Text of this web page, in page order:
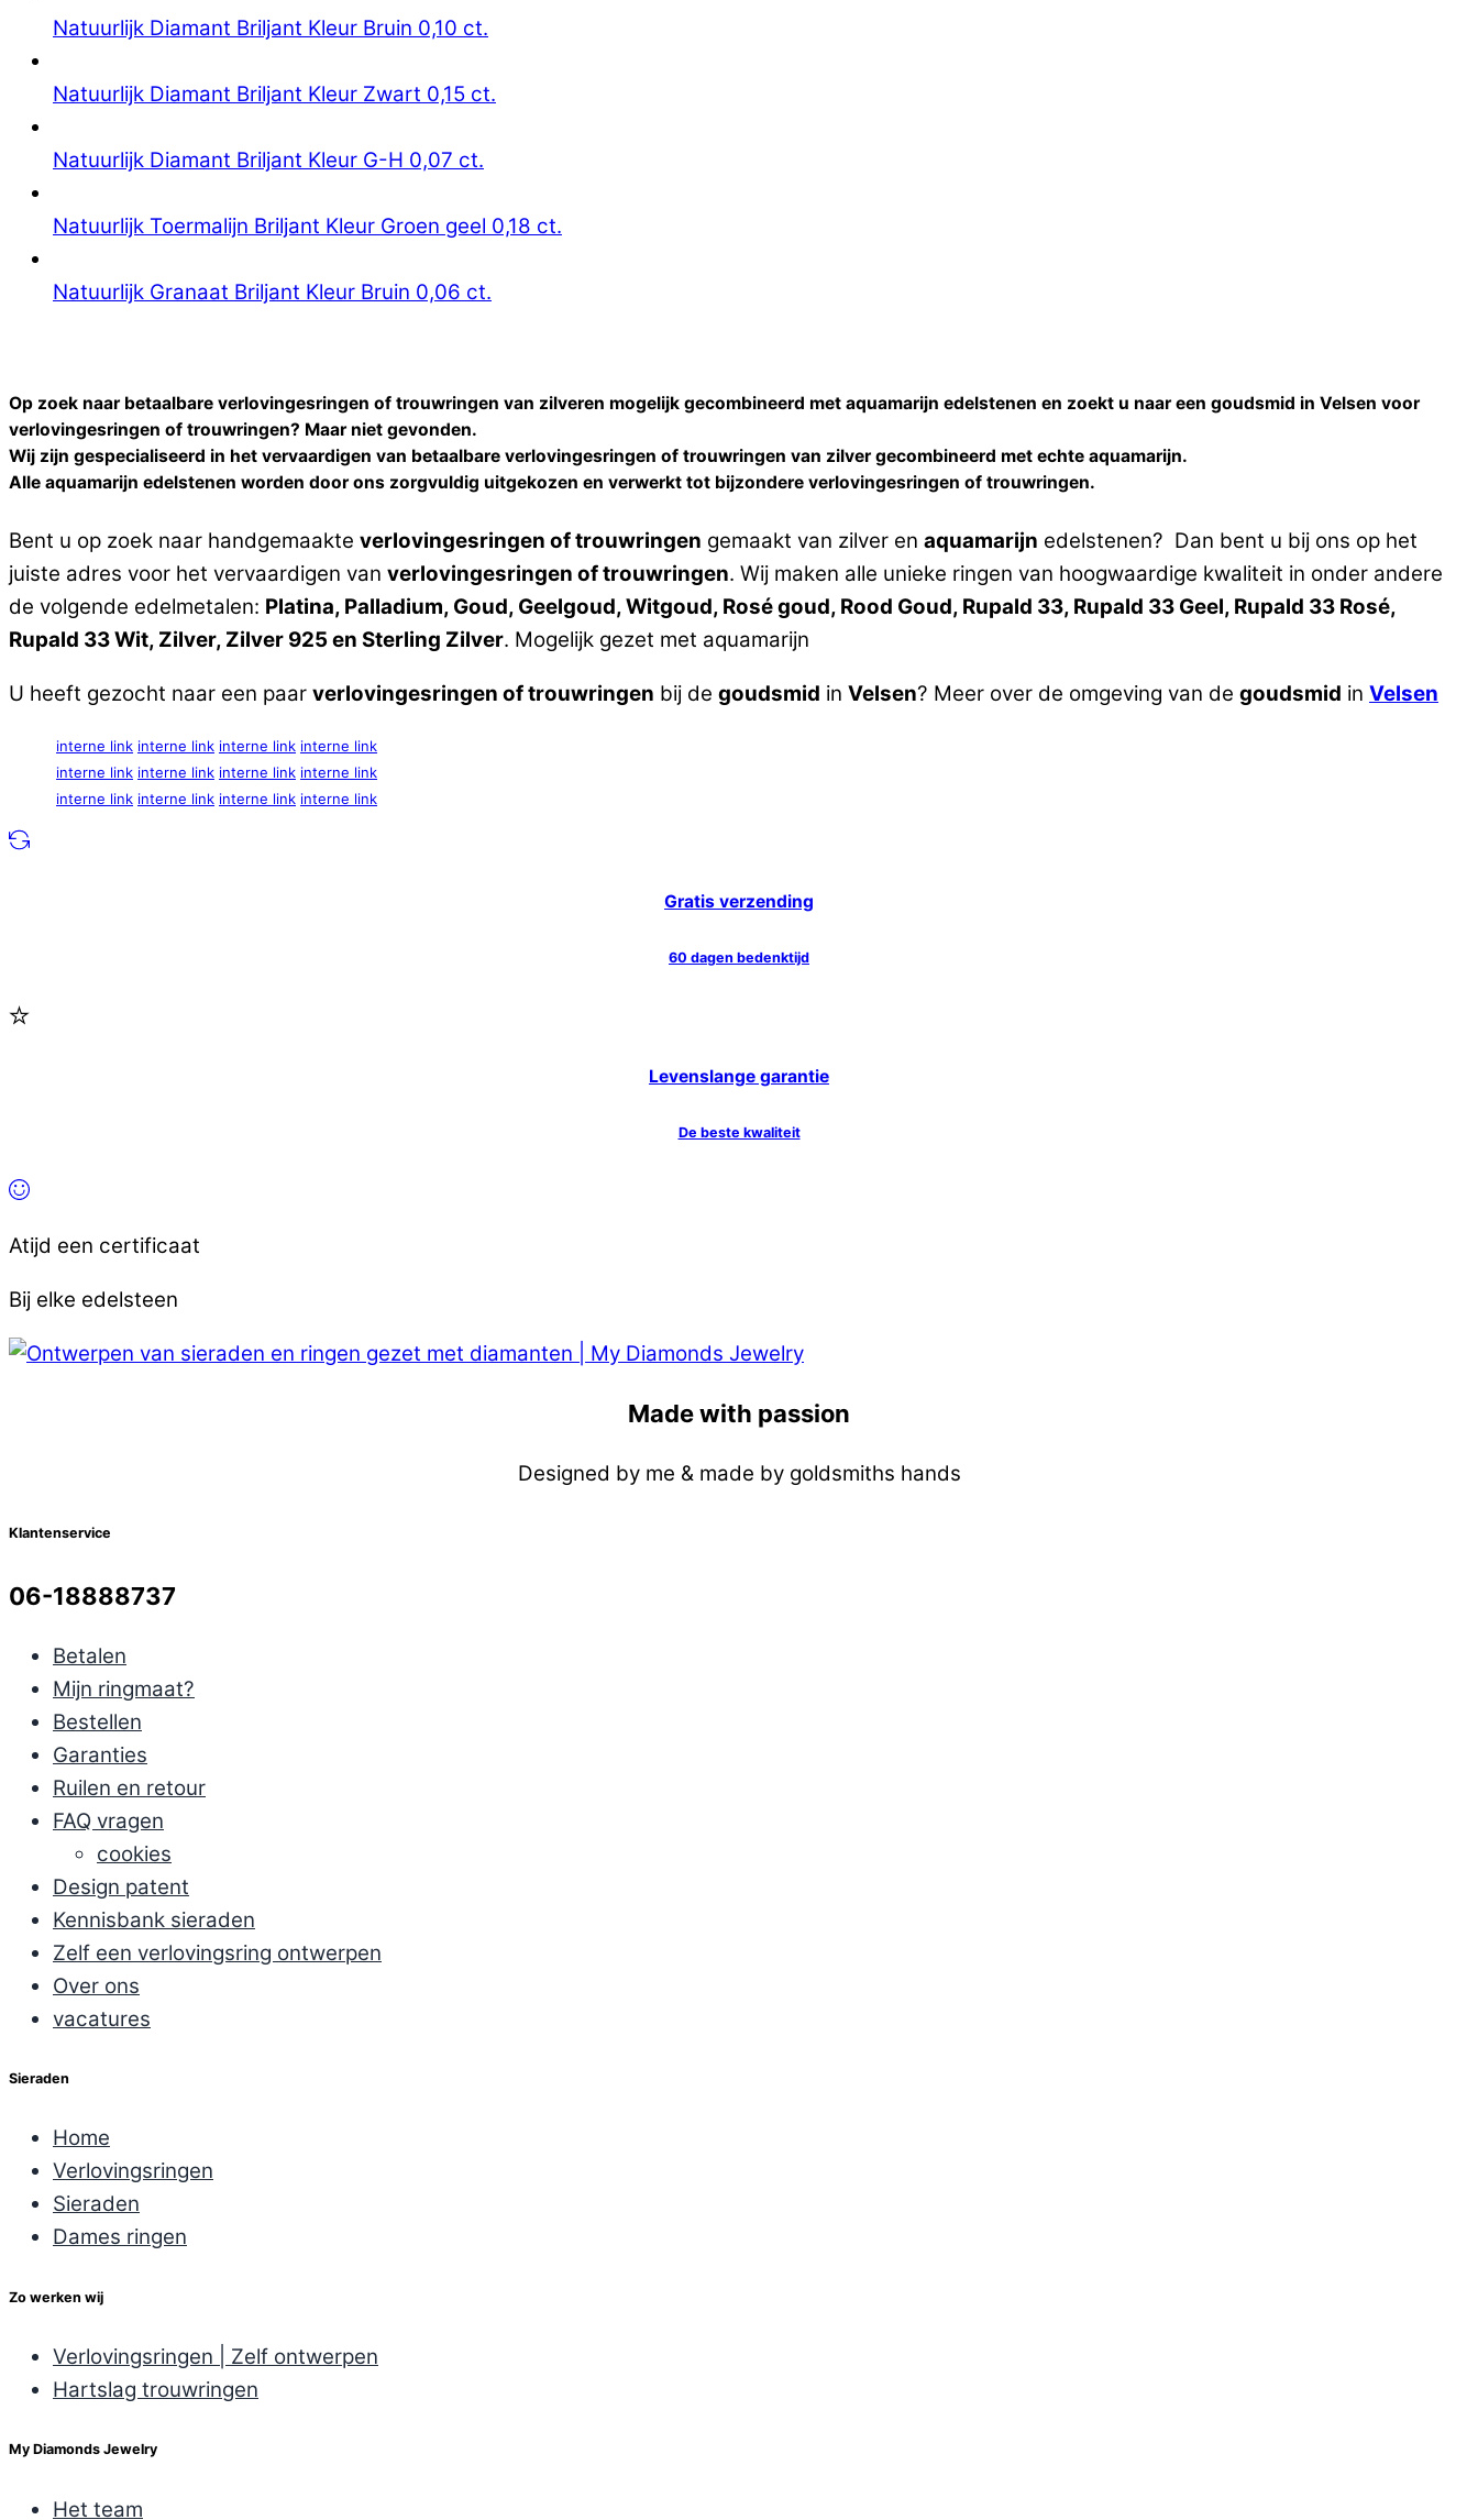
Natuurlijk Diamant Briljant Kleur Bruin 0,10 ct.
Natuurlijk Diamant Briljant Kleur Zwart 0,15 ct.
Natuurlijk Diamant Briljant Kleur G-H 0,07 ct.
Natuurlijk Toermalijn Briljant Kleur Groen geel 0,18 ct.
Natuurlijk Granaat Briljant Kleur Bruin 0,06 ct.
Op zoek naar betaalbare verlovingesringen of trouwringen van zilveren mogelijk gecombineerd met aquamarijn edelstenen en zoekt u naar een goudsmid in Velsen voor
verlovingesringen of trouwringen? Maar niet gevonden.
Wij zijn gespecialiseerd in het vervaardigen van betaalbare verlovingesringen of trouwringen van zilver gecombineerd met echte aquamarijn.
Alle aquamarijn edelstenen worden door ons zorgvuldig uitgekozen en verwerkt tot bijzondere verlovingesringen of trouwringen.
Bent u op zoek naar handgemaakte verlovingesringen of trouwringen gemaakt van zilver en aquamarijn edelstenen? Dan bent u bij ons op het
juiste adres voor het vervaardigen van verlovingesringen of trouwringen. Wij maken alle unieke ringen van hoogwaardige kwaliteit in onder andere
de volgende edelmetalen: Platina, Palladium, Goud, Geelgoud, Witgoud, Rosé goud, Rood Goud, Rupald 33, Rupald 33 Geel, Rupald 33 Rosé,
Rupald 33 Wit, Zilver, Zilver 925 en Sterling Zilver. Mogelijk gezet met aquamarijn
U heeft gezocht naar een paar verlovingesringen of trouwringen bij de goudsmid in Velsen? Meer over de omgeving van de goudsmid in Velsen
interne link interne link interne link interne link
interne link interne link interne link interne link
interne link interne link interne link interne link
Gratis verzending
60 dagen bedenktijd
Levenslange garantie
De beste kwaliteit
Atijd een certificaat
Bij elke edelsteen
Made with passion
Designed by me & made by goldsmiths hands
Klantenservice
06-18888737
Betalen
Mijn ringmaat?
Bestellen
Garanties
Ruilen en retour
FAQ vragen
cookies
Design patent
Kennisbank sieraden
Zelf een verlovingsring ontwerpen
Over ons
vacatures
Sieraden
Home
Verlovingsringen
Sieraden
Dames ringen
Zo werken wij
Verlovingsringen | Zelf ontwerpen
Hartslag trouwringen
My Diamonds Jewelry
Het team